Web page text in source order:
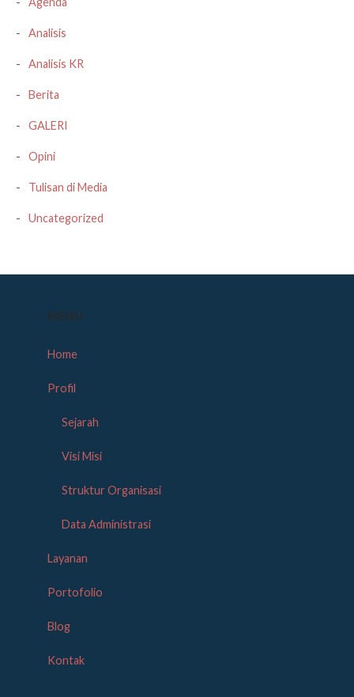
Analisis
Analisis KR
Berita
GALERI
Opini
Tulisan di Media
Uncategorized
MENU
Home
Profil
Sejarah
Visi Misi
Struktur Organisasi
Data Administrasi
Layanan
Portofolio
Blog
Kontak